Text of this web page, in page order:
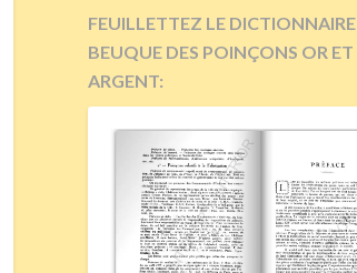
FEUILLETTEZ LE DICTIONNAIRE
BEUQUE DES POINÇONS OR ET
ARGENT: